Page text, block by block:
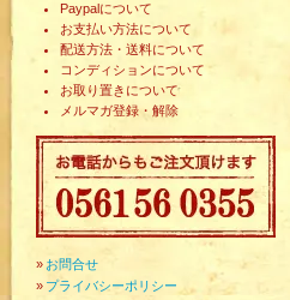
Paypalについて
お支払い方法について
配送方法・送料について
コンディションについて
お取り置きについて
メルマガ登録・解除
» お問合せ
» プライバシーポリシー